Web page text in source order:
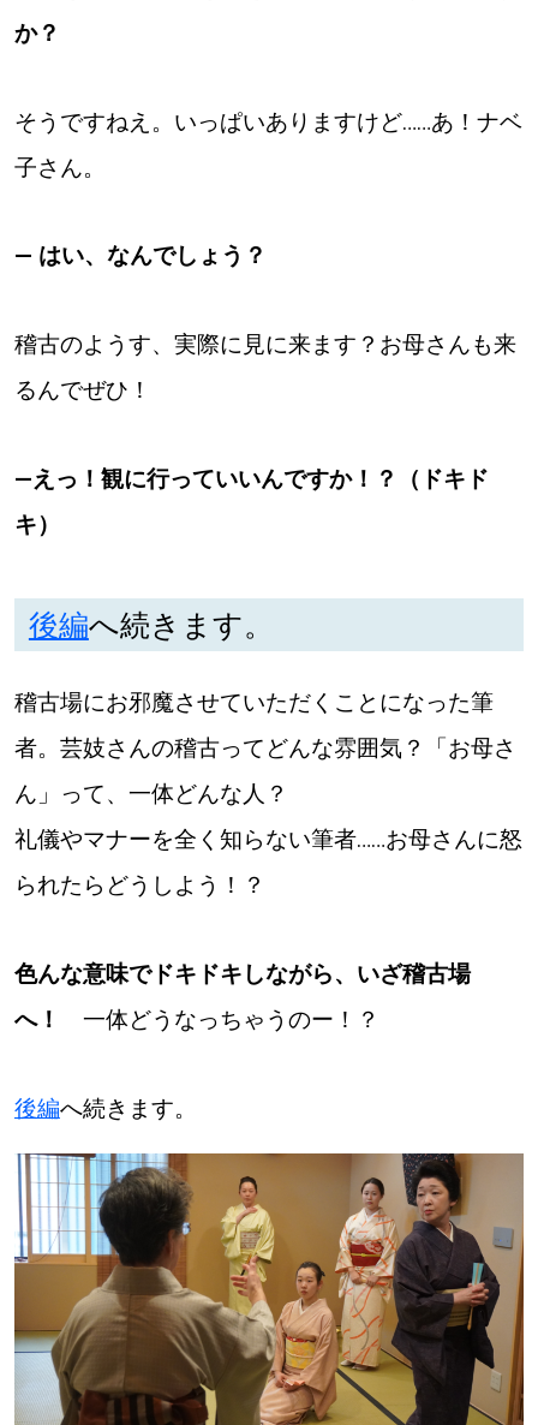
か？
そうですねえ。いっぱいありますけど……あ！ナベ
子さん。
― はい、なんでしょう？
稽古のようす、実際に見に来ます？お母さんも来
るんでぜひ！
―えっ！観に行っていいんですか！？（ドキド
キ）
後編へ続きます。
稽古場にお邪魔させていただくことになった筆
者。芸妓さんの稽古ってどんな雰囲気？「お母さ
ん」って、一体どんな人？
礼儀やマナーを全く知らない筆者……お母さんに怒
られたらどうしよう！？
色んな意味でドキドキしながら、いざ稽古場
へ！
一体どうなっちゃうのー！？
後編へ続きます。